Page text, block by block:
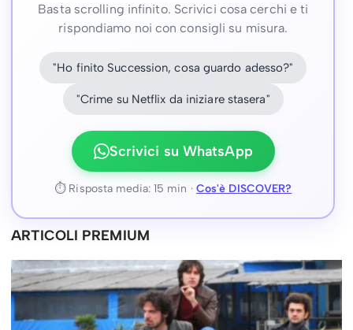
Basta scrolling infinito. Scrivici cosa cerchi e ti
rispondiamo noi con consigli su misura.
"Ho finito Succession, cosa guardo adesso?"
"Crime su Netflix da iniziare stasera"
Scrivici su WhatsApp
⏱ Risposta media: 15 min · Cos'è DISCOVER?
ARTICOLI PREMIUM